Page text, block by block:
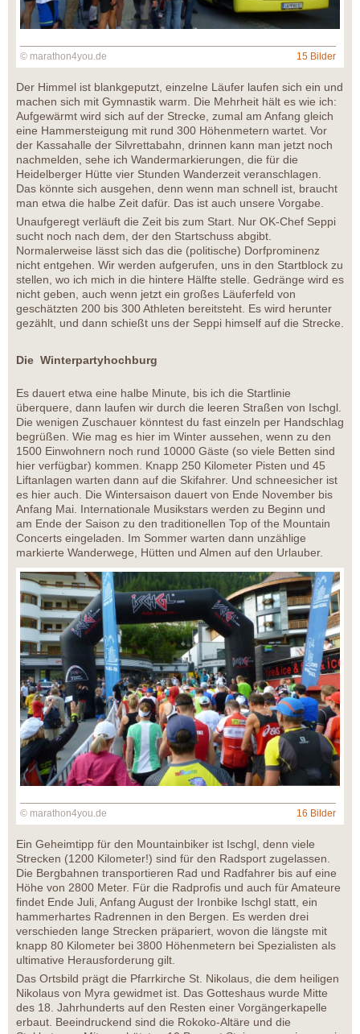
© marathon4you.de 15 Bilder
Der Himmel ist blankgeputzt, einzelne Läufer laufen sich ein und
machen sich mit Gymnastik warm. Die Mehrheit hält es wie ich:
Aufgewärmt wird sich auf der Strecke, zumal am Anfang gleich
eine Hammersteigung mit rund 300 Höhenmetern wartet. Vor
der Kassahalle der Silvrettabahn, drinnen kann man jetzt noch
nachmelden, sehe ich Wandermarkierungen, die für die
Heidelberger Hütte vier Stunden Wanderzeit veranschlagen.
Das könnte sich ausgehen, denn wenn man schnell ist, braucht
man etwa die halbe Zeit dafür. Das ist auch unsere Vorgabe.
Unaufgeregt verläuft die Zeit bis zum Start. Nur OK-Chef Seppi
sucht noch nach dem, der den Startschuss abgibt.
Normalerweise lässt sich das die (politische) Dorfprominenz
nicht entgehen. Wir werden aufgerufen, uns in den Startblock zu
stellen, wo ich mich in die hintere Hälfte stelle. Gedränge wird es
nicht geben, auch wenn jetzt ein großes Läuferfeld von
geschätzten 200 bis 300 Athleten bereitsteht. Es wird herunter
gezählt, und dann schießt uns der Seppi himself auf die Strecke.
Die Winterpartyhochburg
Es dauert etwa eine halbe Minute, bis ich die Startlinie
überquere, dann laufen wir durch die leeren Straßen von Ischgl.
Die wenigen Zuschauer könntest du fast einzeln per Handschlag
begrüßen. Wie mag es hier im Winter aussehen, wenn zu den
1500 Einwohnern noch rund 10000 Gäste (so viele Betten sind
hier verfügbar) kommen. Knapp 250 Kilometer Pisten und 45
Liftanlagen warten dann auf die Skifahrer. Und schneesicher ist
es hier auch. Die Wintersaison dauert von Ende November bis
Anfang Mai. Internationale Musikstars werden zu Beginn und
am Ende der Saison zu den traditionellen Top of the Mountain
Concerts eingeladen. Im Sommer warten dann unzählige
markierte Wanderwege, Hütten und Almen auf den Urlauber.
© marathon4you.de 16 Bilder
Ein Geheimtipp für den Mountainbiker ist Ischgl, denn viele
Strecken (1200 Kilometer!) sind für den Radsport zugelassen.
Die Bergbahnen transportieren Rad und Radfahrer bis auf eine
Höhe von 2800 Meter. Für die Radprofis und auch für Amateure
findet Ende Juli, Anfang August der Ironbike Ischgl statt, ein
hammerhartes Radrennen in den Bergen. Es werden drei
verschieden lange Strecken präpariert, wovon die längste mit
knapp 80 Kilometer bei 3800 Höhenmetern bei Spezialisten als
ultimative Herausforderung gilt.
Das Ortsbild prägt die Pfarrkirche St. Nikolaus, die dem heiligen
Nikolaus von Myra gewidmet ist. Das Gotteshaus wurde Mitte
des 18. Jahrhunderts auf den Resten einer Vorgängerkapelle
erbaut. Beeindruckend sind die Rokoko-Altäre und die